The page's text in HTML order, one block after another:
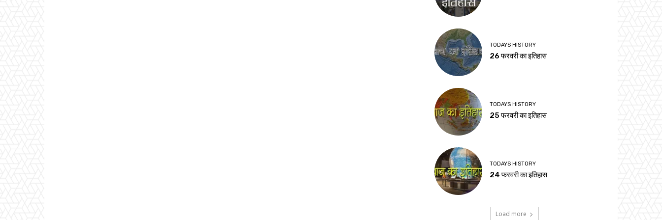
TODAYS HISTORY
26 फरवरी का इतिहास
TODAYS HISTORY
25 फरवरी का इतिहास
TODAYS HISTORY
24 फरवरी का इतिहास
Load more